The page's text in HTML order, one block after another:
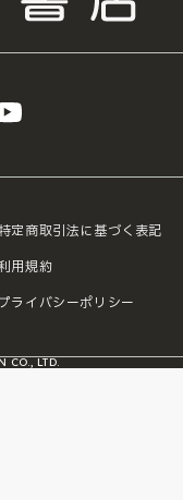
LINE
定商取引法に基づく表記
用規約
プライバシーポリシー
CO., LTD.